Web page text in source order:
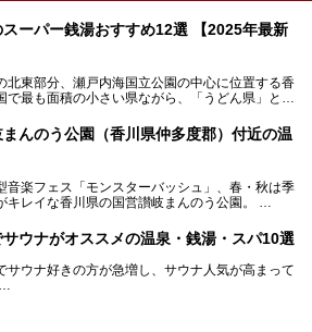
ーパー銭湯おすすめ12選 【2025年最新
北東部分、瀬戸内海国立公園の中心に位置する香
で最も面積の小さい県ながら、「うどん県」とも
和三盆、製塩や醤油など特産品は実にバラエティ
は瀬戸内海の島々を舞台にした「瀬戸内国際芸術
され、アートの県としても知られています。
ました。気になるスーパー銭湯があったら、ぜひ
ください！
まんのう公園（香川県仲多度郡）付近の温
音楽フェス「モンスターバッシュ」、春・秋は季
キレイな香川県の国営讃岐まんのう公園。
国営公園であり、広さは東京ディズニーランド７
）
ャンプ場もあり、レンタサイクルで外周をぐるっ
こともできます。
ウナがオススメの温泉・銭湯・スパ10選
サウナ好きの方が急増し、サウナ人気が高まって